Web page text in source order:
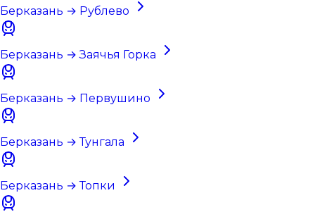
Берказань → Рублево
Берказань → Заячья Горка
Берказань → Первушино
Берказань → Тунгала
Берказань → Топки